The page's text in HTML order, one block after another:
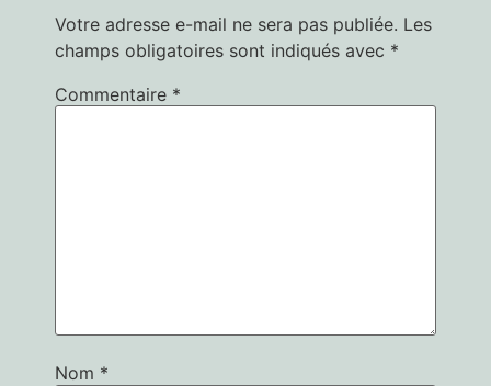
Votre adresse e-mail ne sera pas publiée. Les
champs obligatoires sont indiqués avec *
Commentaire *
Nom *